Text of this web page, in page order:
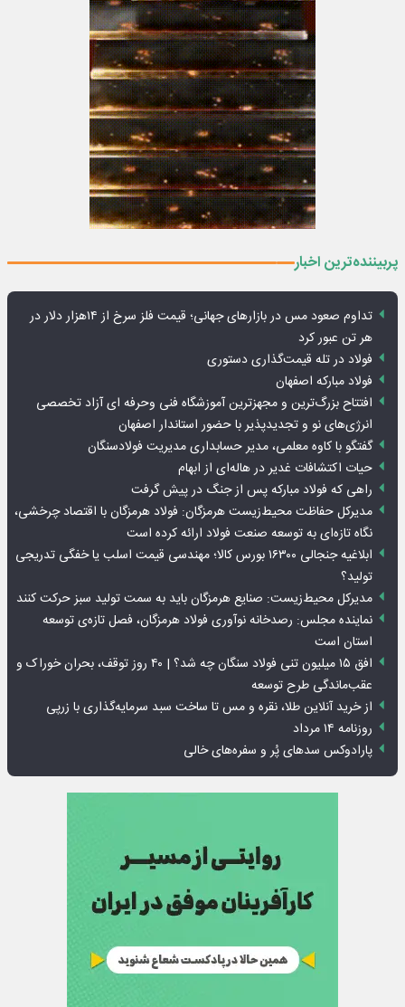
پربیننده‌ترین اخبار
تداوم صعود مس در بازارهای جهانی؛ قیمت فلز سرخ از ۱۴هزار دلار در
هر تن عبور کرد
فولاد در تله قیمت‌گذاری دستوری
فولاد مبارکه اصفهان
افتتاح بزرگ‌ترین و مجهزترین آموزشگاه فنی وحرفه ای آزاد تخصصی
انرژی‌های نو و تجدیدپذیر با حضور استاندار اصفهان
گفتگو با کاوه معلمی، مدیر حسابداری مدیریت فولادسنگان
حیات اکتشافات غدیر در هاله‌ای از ابهام
راهی که فولاد مبارکه پس از جنگ در پیش گرفت
مدیرکل حفاظت محیط‌زیست هرمزگان: فولاد هرمزگان با اقتصاد چرخشی،
نگاه تازه‌ای به توسعه صنعت فولاد ارائه کرده است
ابلاغیه جنجالی ۱۶۳۰۰ بورس کالا؛ مهندسی قیمت اسلب یا خفگی تدریجی
تولید؟
مدیرکل محیط‌زیست: صنایع هرمزگان باید به سمت تولید سبز حرکت کنند
نماینده مجلس: رصدخانه نوآوری فولاد هرمزگان، فصل تازه‌ی توسعه
استان است
افق ۱۵ میلیون تنی فولاد سنگان چه شد؟ | ۴۰ روز توقف، بحران خوراک و
عقب‌ماندگی طرح توسعه
از خرید آنلاین طلا، نقره و مس تا ساخت سبد سرمایه‌گذاری با زرپی
روزنامه ۱۴ مرداد
پارادوکس سدهای پُر و سفره‌های خالی